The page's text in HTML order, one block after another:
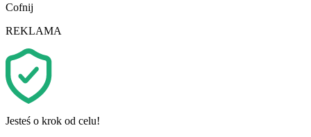
Cofnij
REKLAMA
Jesteś o krok od celu!